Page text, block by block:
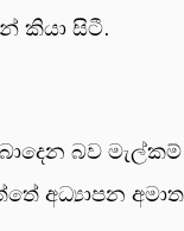
කියා සිටී.
බව මැල්කම්
අධ්‍යාපන